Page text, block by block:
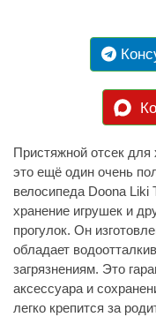
Пристяжной отсек для
это ещё один очень
велосипеда Doona Liki
хранение игрушек и
прогулок. Он
обладает
загрязнениям. Это
аксессуара и
легко крепится за